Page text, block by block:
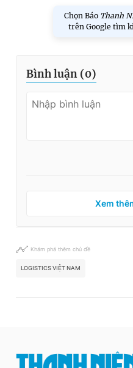
Chọn Báo Thanh
trên Google tìm
Bình luận (0)
Xem
Khám phá thêm chủ đề
LOGISTICS VIỆT NAM